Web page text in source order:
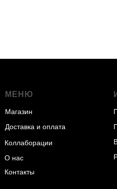
МЕНЮ
Магазин
Доставка и оплата
Коллаборации
О нас
Контакты